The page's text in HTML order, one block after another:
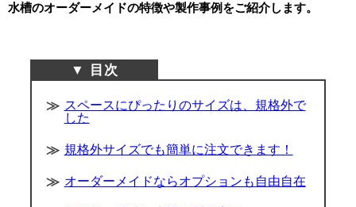
水槽のオーダーメイドの特徴や製作事例をご紹介します。
スペースにぴったりのサイズは、規格外で
した
規格外サイズでも簡単に注文できます！
オーダーメイドならオプションも自由自在